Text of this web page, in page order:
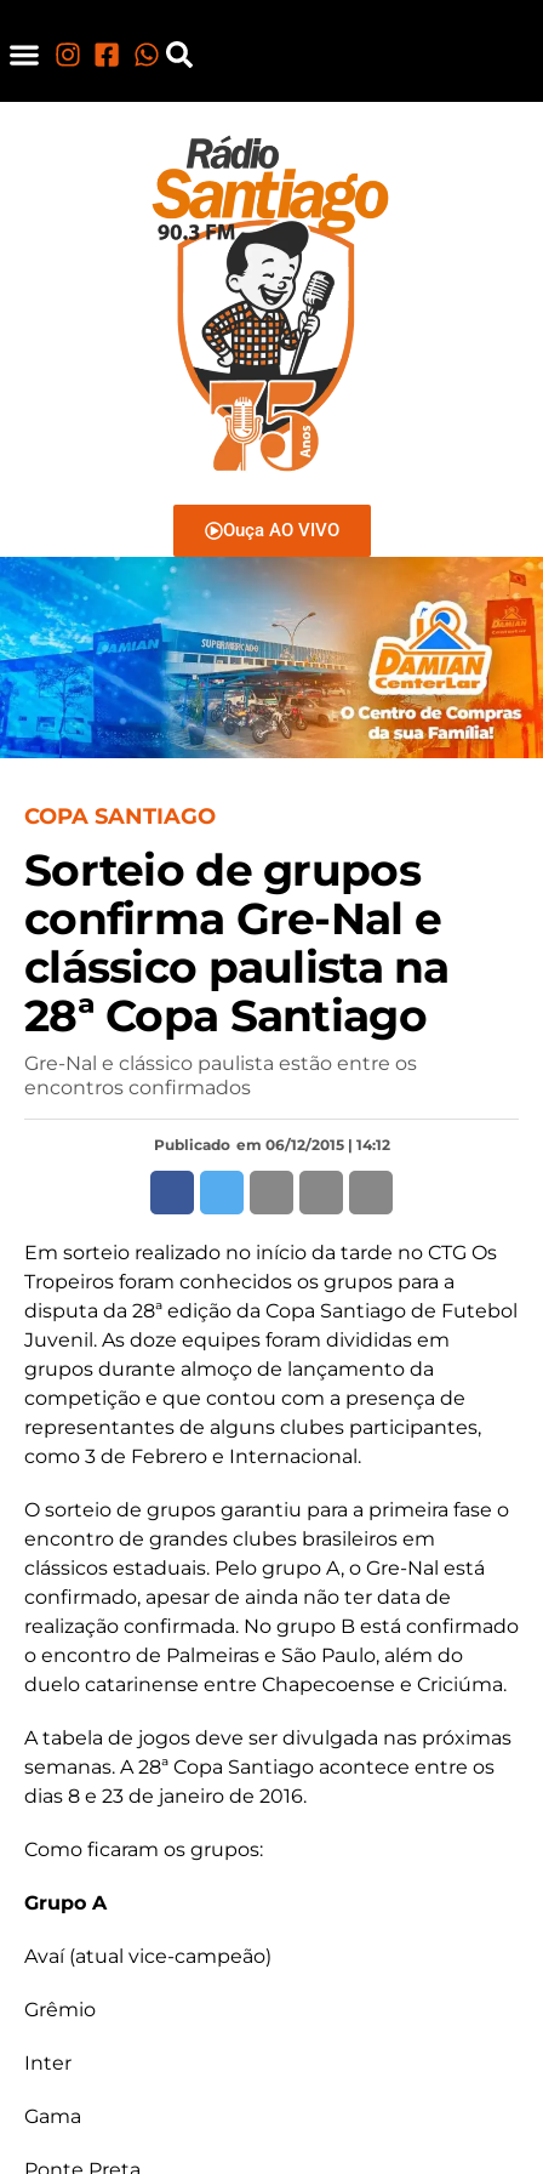
Ouça AO VIVO
COPA SANTIAGO
Sorteio de grupos
confirma Gre-Nal e
clássico paulista na
28ª Copa Santiago
Gre-Nal e clássico paulista estão entre os
encontros confirmados
Publicado em 06/12/2015 | 14:12
Em sorteio realizado no início da tarde no CTG Os
Tropeiros foram conhecidos os grupos para a
disputa da 28ª edição da Copa Santiago de Futebol
Juvenil. As doze equipes foram divididas em
grupos durante almoço de lançamento da
competição e que contou com a presença de
representantes de alguns clubes participantes,
como 3 de Febrero e Internacional.
O sorteio de grupos garantiu para a primeira fase o
encontro de grandes clubes brasileiros em
clássicos estaduais. Pelo grupo A, o Gre-Nal está
confirmado, apesar de ainda não ter data de
realização confirmada. No grupo B está confirmado
o encontro de Palmeiras e São Paulo, além do
duelo catarinense entre Chapecoense e Criciúma.
A tabela de jogos deve ser divulgada nas próximas
semanas. A 28ª Copa Santiago acontece entre os
dias 8 e 23 de janeiro de 2016.
Como ficaram os grupos:
Grupo A
Avaí (atual vice-campeão)
Grêmio
Inter
Gama